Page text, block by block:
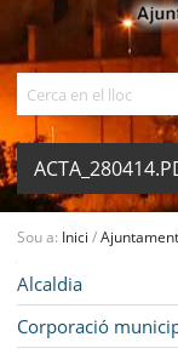
MUNICIPI
SEU
Sou a: Inici /Ajuntament
Alcaldia
Corporació